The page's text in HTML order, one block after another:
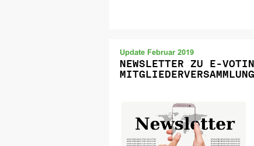
Update Februar 2019
NEWSLETTER ZU E-
MITGLIEDERVERSAMMLUNG